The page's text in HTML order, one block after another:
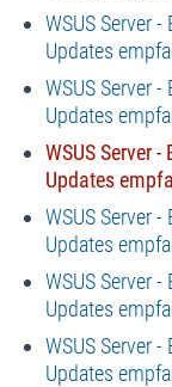
WSUS Server
Updates
WSUS Server
Updates
WSUS Server
Updates
WSUS Server
Updates
WSUS Server
Updates
WSUS Server
Updates